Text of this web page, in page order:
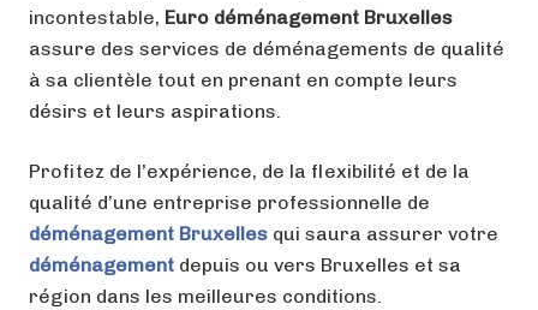
incontestable, Euro déménagement Bruxelles
assure des services de déménagements de qualité
à sa clientèle tout en prenant en compte leurs
désirs et leurs aspirations.
Profitez de l’expérience, de la flexibilité et de la
qualité d’une entreprise professionnelle de
déménagement Bruxelles qui saura assurer votre
déménagement depuis ou vers Bruxelles et sa
région dans les meilleures conditions.